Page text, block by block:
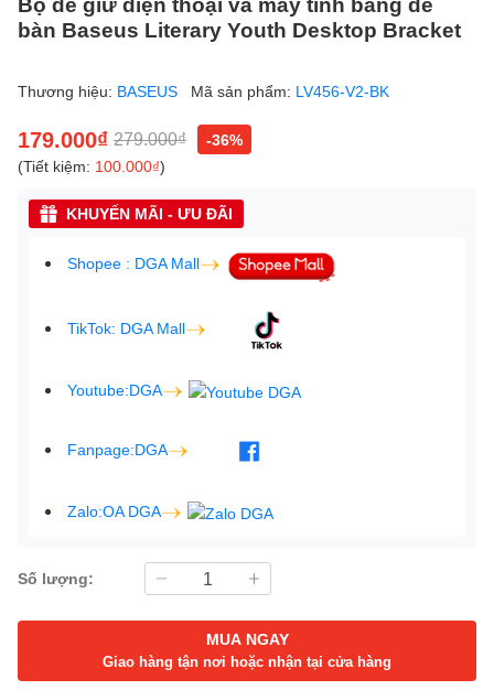
bàn Baseus Literary Youth Desktop Bracket
Thương hiệu: BASEUS Mã sản phẩm: LV456-V2-BK
179.000₫ 279.000₫
-36%
(Tiết kiệm: 100.000₫)
KHUYẾN MÃI - ƯU ĐÃI
Shopee : DGA Mall
TikTok: DGA Mall
Youtube:DGA
Fanpage:DGA
Zalo:OA DGA
Số lượng:
MUA NGAY
Giao hàng tận nơi hoặc nhận tại cửa hàng